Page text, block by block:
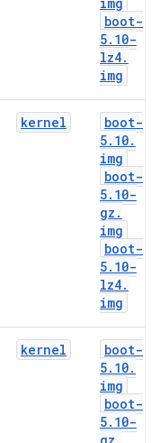
boot-
5. 10-
lz4.
img
kernel
boot-
5. 10.
img
boot-
5. 10-
gz .
img
boot-
5. 10-
lz4.
img
kernel
boot-
5. 10.
img
boot-
5. 10-